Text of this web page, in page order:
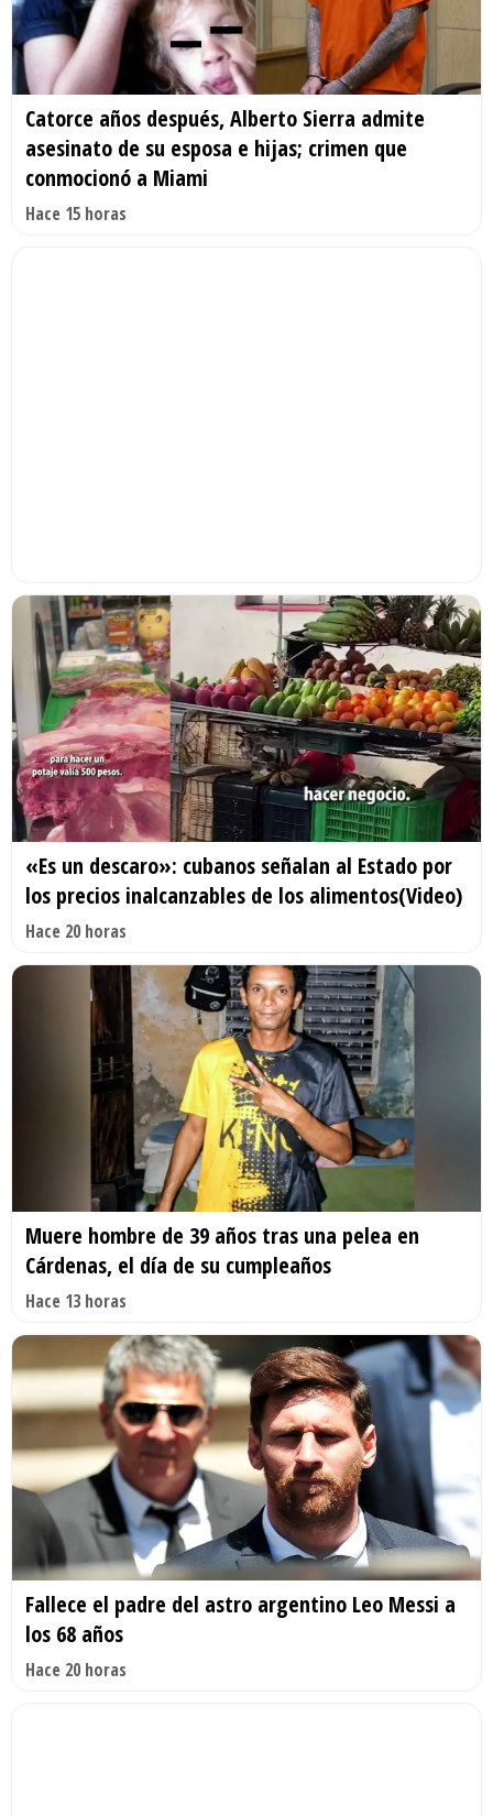
Catorce años después, Alberto Sierra admite
asesinato de su esposa e hijas; crimen que
conmocionó a Miami
Hace 15 horas
«Es un descaro»: cubanos señalan al Estado por
los precios inalcanzables de los alimentos(Video)
Hace 20 horas
Muere hombre de 39 años tras una pelea en
Cárdenas, el día de su cumpleaños
Hace 13 horas
Fallece el padre del astro argentino Leo Messi a
los 68 años
Hace 20 horas